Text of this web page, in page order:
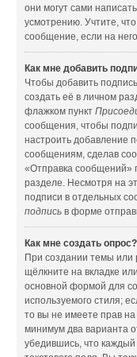
они могут сами
усмотрению. Учтите,
сообщение, если на
Как мне добавить
Чтобы добавить
создать её в личном
флажком пункт
сообщения, чтобы
настроить добавление
сообщениям, сделав
«Отправка сообщений»
разделе. Несмотря на
подписи в отдельных
подпись в форме
Как мне создать опрос?
При создании темы или
щёлкните на вкладке
основной формой для
используемого стиля;
то вы не имеете прав на
минимум два варианта
убедившись, что